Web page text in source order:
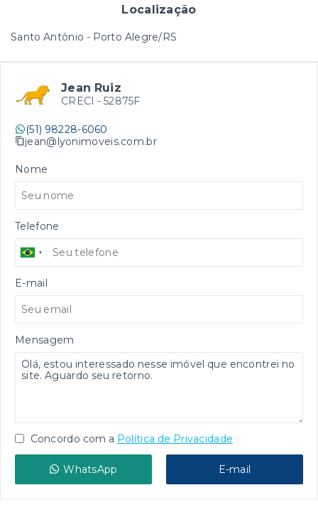
Localização
Santo Antônio - Porto Alegre/RS
Jean Ruiz
CRECI - 52875F
(51) 98228-6060
jean@lyonimoveis.com.br
Nome
Telefone
E-mail
Mensagem
Concordo com a Política de Privacidade
WhatsApp E-mail